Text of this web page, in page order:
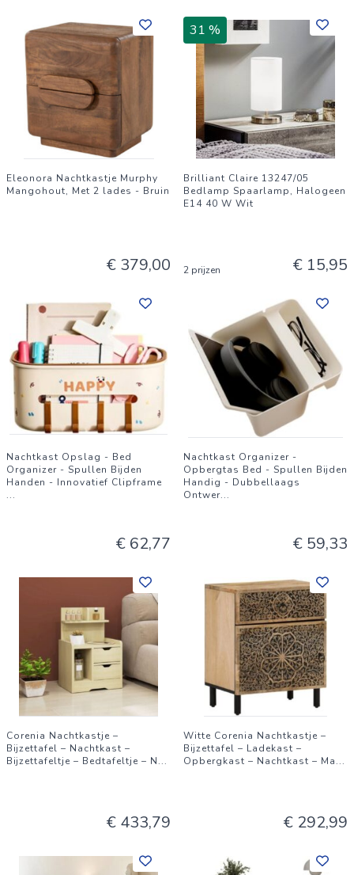
Eleonora Nachtkastje Murphy
Mangohout, Met 2 lades - Bruin
€ 379,00
31 %
Brilliant Claire 13247/05
Bedlamp Spaarlamp, Halogeen
E14 40 W Wit
2 prijzen € 15,95
Nachtkast Opslag - Bed
Organizer - Spullen Bijden
Handen - Innovatief Clipframe
...
€ 62,77
Nachtkast Organizer -
Opbergtas Bed - Spullen Bijden
Handig - Dubbellaags
Ontwer...
€ 59,33
Corenia Nachtkastje –
Bijzettafel – Nachtkast –
Bijzettafeltje – Bedtafeltje – N...
€ 433,79
Witte Corenia Nachtkastje –
Bijzettafel – Ladekast –
Opbergkast – Nachtkast – Ma...
€ 292,99